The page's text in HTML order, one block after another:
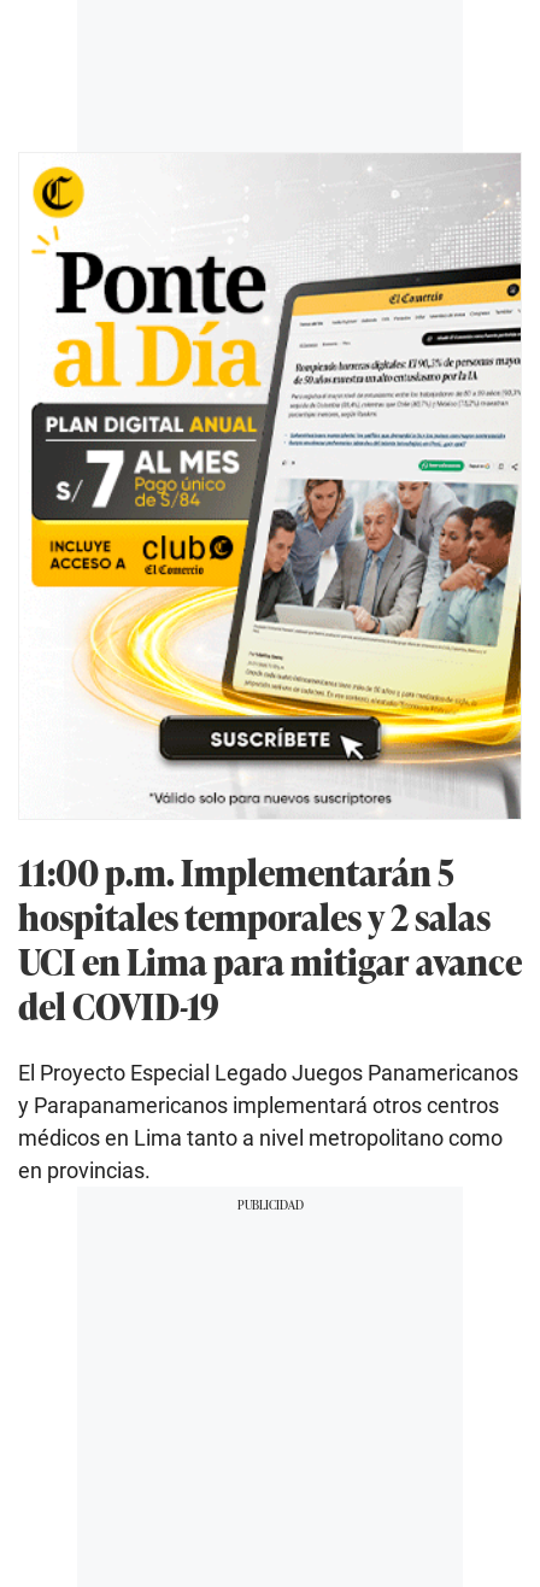
11:00 p.m. Implementarán 5
hospitales temporales y 2 salas
UCI en Lima para mitigar avance
del COVID-19
El Proyecto Especial Legado Juegos Panamericanos
y Parapanamericanos implementará otros centros
médicos en Lima tanto a nivel metropolitano como
en provincias.